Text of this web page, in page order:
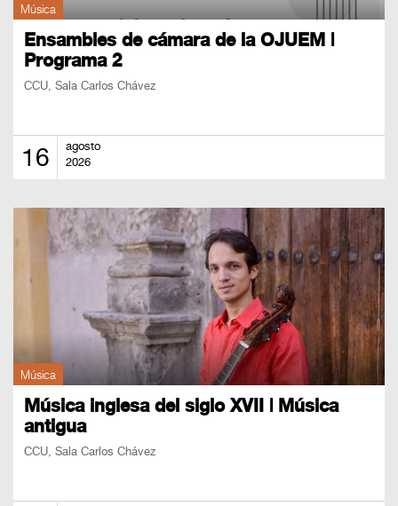
Música
Ensambles de cámara de la OJUEM |
Programa 2
CCU, Sala Carlos Chávez
16
agosto
2026
Música
Música inglesa del siglo XVII | Música
antigua
CCU, Sala Carlos Chávez